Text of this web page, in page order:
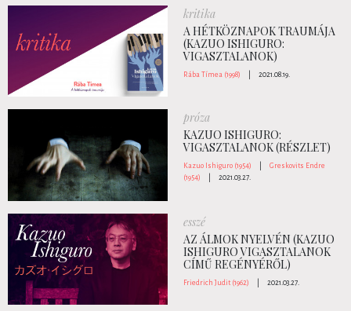
kritika
A HÉTKÖZNAPOK TRAUMÁJA
(KAZUO ISHIGURO:
VIGASZTALANOK)
Rába Tímea (1998) 2021.08.19.
próza
KAZUO ISHIGURO:
VIGASZTALANOK (RÉSZLET)
Kazuo Ishiguro (1954)
Greskovits Endre
(1954)
2021.03.27.
esszé
AZ ÁLMOK NYELVÉN (KAZUO
ISHIGURO VIGASZTALANOK
CÍMŰ REGÉNYÉRŐL)
Friedrich Judit (1962) 2021.03.27.